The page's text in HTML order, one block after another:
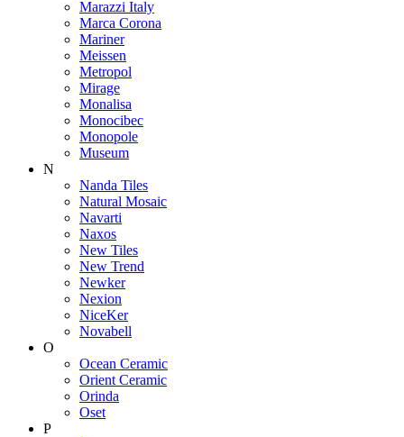
Marazzi Italy
Marca Corona
Mariner
Meissen
Metropol
Mirage
Monalisa
Monocibec
Monopole
Museum
N
Nanda Tiles
Natural Mosaic
Navarti
Naxos
New Tiles
New Trend
Newker
Nexion
NiceKer
Novabell
O
Ocean Ceramic
Orient Ceramic
Orinda
Oset
P